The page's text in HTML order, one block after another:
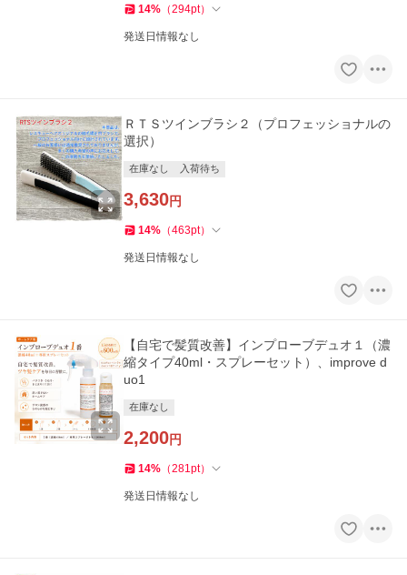
14% （294pt）
発送日情報なし
ＲＴＳツインブラシ２（プロフェッショナルの
選択）
在庫なし 入荷待ち
3,630円
14% （463pt）
発送日情報なし
【自宅で髪質改善】インプローブデュオ１（濃
縮タイプ40ml・スプレーセット）、improve d
uo1
在庫なし
2,200円
14% （281pt）
発送日情報なし